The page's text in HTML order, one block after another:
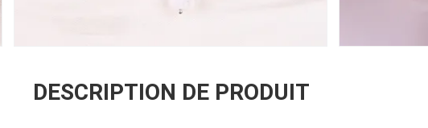
DESCRIPTION DE PRODUIT